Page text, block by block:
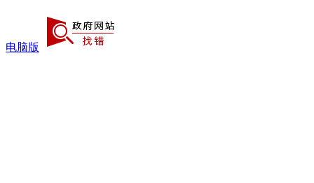
电脑版